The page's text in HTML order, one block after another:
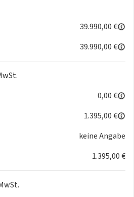
DAB+ (Digital Audio Broadcasting)
als „gebraucht“
einen
, welche
und Probefahrzwecken
Exner GmbH & Co. KG.
nur bei wirklichem
39.990,00 €
39.990,00 €
0,00 €
1.395,00 €
keine Angabe
1.395,00 €